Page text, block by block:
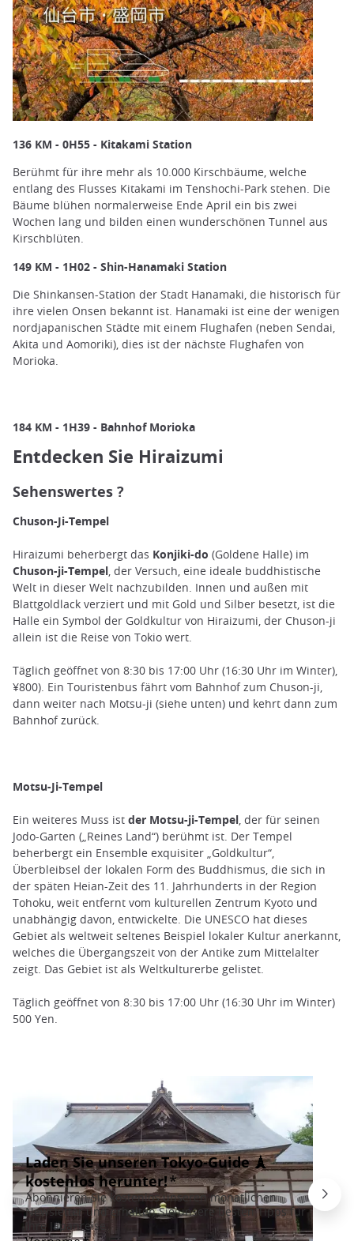
136 KM - 0H55 - Kitakami Station
Berühmt für ihre mehr als 10.000 Kirschbäume, welche
entlang des Flusses Kitakami im Tenshochi-Park stehen. Die
Bäume blühen normalerweise Ende April ein bis zwei
Wochen lang und bilden einen wunderschönen Tunnel aus
Kirschblüten.
149 KM - 1H02 - Shin-Hanamaki Station
Die Shinkansen-Station der Stadt Hanamaki, die historisch für
ihre vielen Onsen bekannt ist. Hanamaki ist eine der wenigen
nordjapanischen Städte mit einem Flughafen (neben Sendai,
Akita und Aomoriki), dies ist der nächste Flughafen von
Morioka.
184 KM - 1H39 - Bahnhof Morioka
Entdecken Sie Hiraizumi
Sehenswertes ?
Chuson-Ji-Tempel
Hiraizumi beherbergt das Konjiki-do (Goldene Halle) im
Chuson-ji-Tempel, der Versuch, eine ideale buddhistische
Welt in dieser Welt nachzubilden. Innen und außen mit
Blattgoldlack verziert und mit Gold und Silber besetzt, ist die
Halle ein Symbol der Goldkultur von Hiraizumi, der Chuson-ji
allein ist die Reise von Tokio wert.
Täglich geöffnet von 8:30 bis 17:00 Uhr (16:30 Uhr im Winter),
¥800). Ein Touristenbus fährt vom Bahnhof zum Chuson-ji,
dann weiter nach Motsu-ji (siehe unten) und kehrt dann zum
Bahnhof zurück.
Motsu-Ji-Tempel
Ein weiteres Muss ist der Motsu-ji-Tempel, der für seinen
Jodo-Garten („Reines Land“) berühmt ist. Der Tempel
beherbergt ein Ensemble exquisiter „Goldkultur“,
Überbleibsel der lokalen Form des Buddhismus, die sich in
der späten Heian-Zeit des 11. Jahrhunderts in der Region
Tohoku, weit entfernt vom kulturellen Zentrum Kyoto und
unabhängig davon, entwickelte. Die UNESCO hat dieses
Gebiet als weltweit seltenes Beispiel lokaler Kultur anerkannt,
welches die Übergangszeit von der Antike zum Mittelalter
zeigt. Das Gebiet ist als Weltkulturerbe gelistet.
Täglich geöffnet von 8:30 bis 17:00 Uhr (16:30 Uhr im Winter)
500 Yen.